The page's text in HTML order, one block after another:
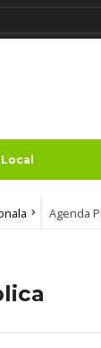
Agenda